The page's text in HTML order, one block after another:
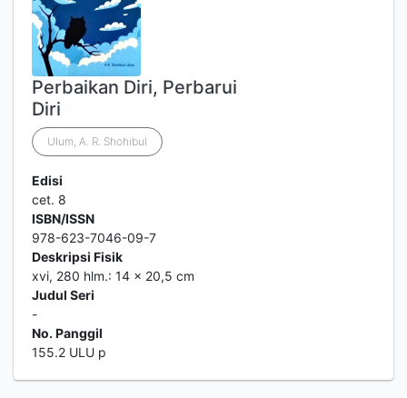
Perbaikan Diri, Perbarui
Diri
Ulum, A. R. Shohibul
Edisi
cet. 8
ISBN/ISSN
978-623-7046-09-7
Deskripsi Fisik
xvi, 280 hlm.: 14 x 20,5 cm
Judul Seri
-
No. Panggil
155.2 ULU p